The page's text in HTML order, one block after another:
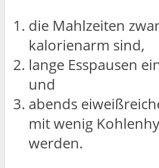
die Mahlzeiten
kalorienarm sind,
lange Esspausen
und
abends
mit wenig
werden.